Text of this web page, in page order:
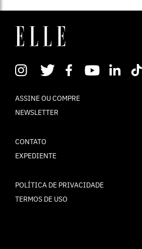
ASSINE OU COMPRE
NEWSLETTER
CONTATO
EXPEDIENTE
POLÍTICA DE PRIVACIDADE
TERMOS DE USO